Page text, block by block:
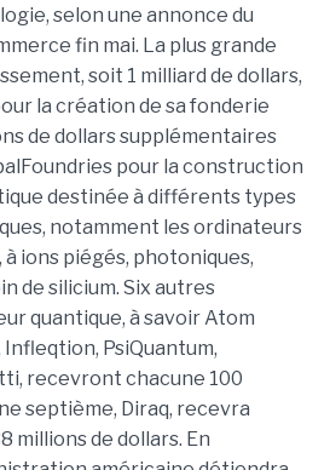
selon une annonce du
fin mai. La plus grande
soit 1 milliard de dollars,
la création de sa fonderie
de dollars supplémentaires
pour la construction
destinée à différents types
notamment les ordinateurs
ions piégés, photoniques,
de silicium. Six autres
quantique, à savoir Atom
PsiQuantum,
recevront chacune 100
septième, Diraq, recevra
millions de dollars. En